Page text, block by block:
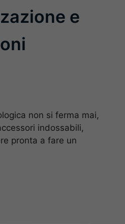
e
non si ferma mai,
indossabili,
pronta a fare un